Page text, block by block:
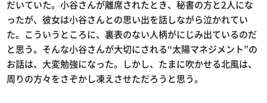
だいていた。小谷さんが離席されたとき、秘書の方と2人にな
ったが、彼女は小谷さんとの思い出を話しながら泣かれてい
た。こういうところに、裏表のない人柄がにじみ出ているのだ
と思う。そんな小谷さんが大切にされる“太陽マネジメント”の
お話は、大変勉強になった。しかし、たまに吹かせる北風は、
周りの方々をさぞかし凍えさせただろうと思う。